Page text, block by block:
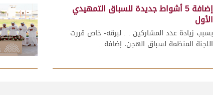
إضافة 5 أشواط جديدة للسباق التمهيدي
الأول
بسبب زيادة عدد المشاركين . . لبرقه- خاص قررت
اللجنة المنظمة لسباق الهجن، إضافة...